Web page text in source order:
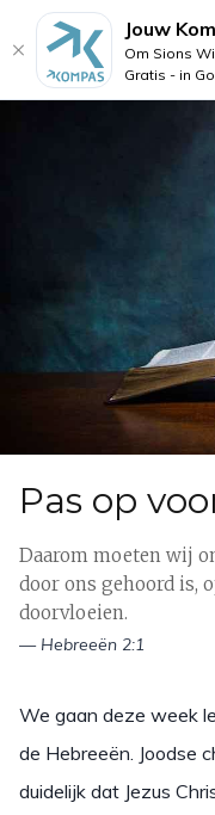
Pas op
Daarom moeten wij
door ons gehoord is,
doorvloeien.
— Hebreeën 2:1
We gaan deze week
de Hebreeën. Joodse
duidelijk dat Jezus
Jouw
Om Sions
Gratis - in